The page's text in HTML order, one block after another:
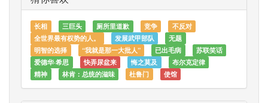
长相 三巨头 厕所里道歉 竞争
不反对
全世界最有权势的人。
发展武甲部队
无题
明智的选择
“我就是那一大批人” 已出毛病
苏联笑话
爱德华·希思
快弄尿盆来 悔之莫及
布尔克定律
精神
林肯：总统的滋味 杜鲁门 使馆